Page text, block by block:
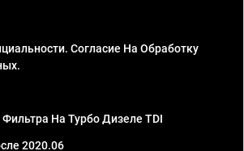
Согласие На Обработку
На Турбо Дизеле TDI
2020.06